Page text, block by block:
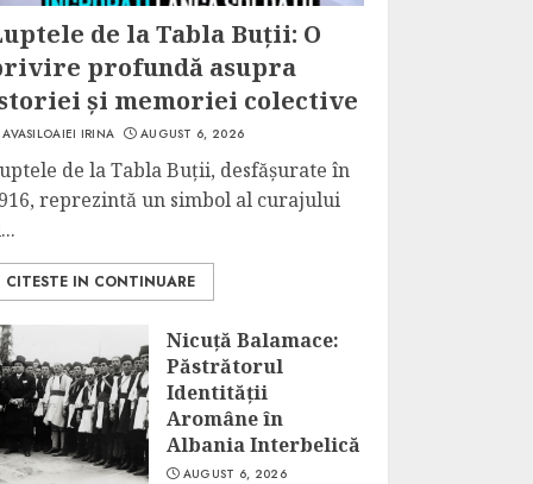
de la Tabla Buții: O
profundă asupra
și memoriei colective
AVASILOAIEI IRINA AUGUST 6, 2026
de la Tabla Buții, desfășurate în
reprezintă un simbol al curajului
CITESTE IN CONTINUARE
Nicuță Balamace:
Păstrătorul
Identității
Aromâne în
Albania Interbelică
AUGUST 6, 2026